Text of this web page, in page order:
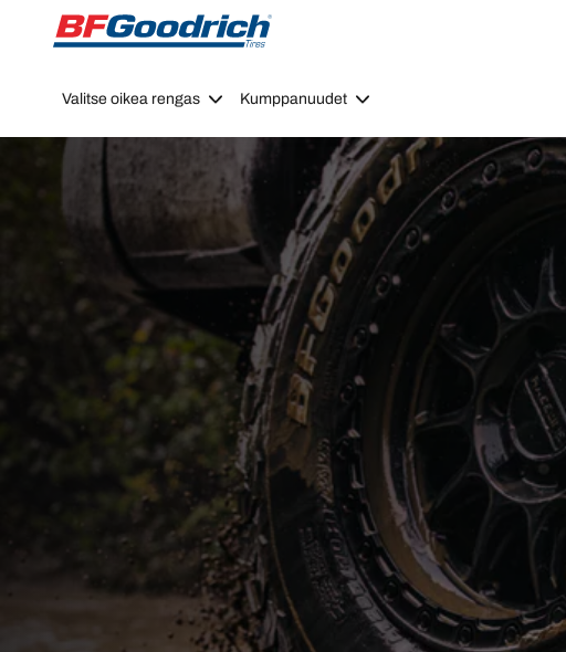
Go to page content
Go to page navigation
Valitse oikea rengas Kumppanuudet